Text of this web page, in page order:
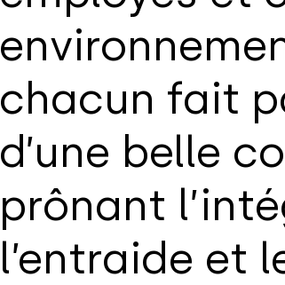
chacun fait
d’une belle
prônant
l’entraide et